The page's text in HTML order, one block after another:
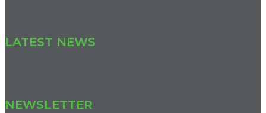
LATEST NEWS
NEWSLETTER